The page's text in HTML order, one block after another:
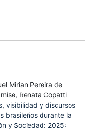
Mirian Pereira de
Renata Copatti
visibilidad y discursos
brasileños durante la
y Sociedad: 2025: